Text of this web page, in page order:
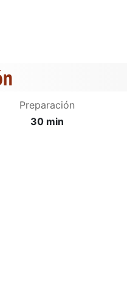
Preparación
30 min